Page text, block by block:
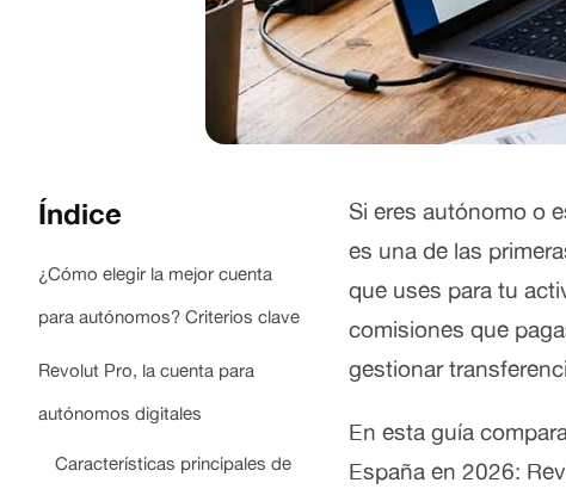
Índice
¿Cómo elegir la mejor cuenta
para autónomos? Criterios clave
Revolut Pro, la cuenta para
autónomos digitales
Características principales de
Si eres autónomo o
es una de las
que uses para tu
comisiones que
gestionar
En esta guía
España en 2026: